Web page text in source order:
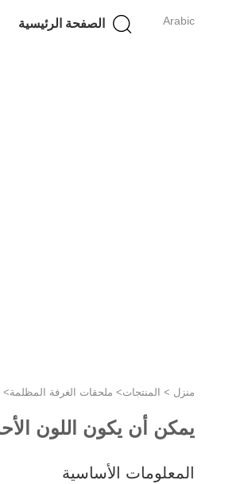
Arabic الصفحة الرئيسية
منزل > المنتجات> ملحقات الغرفة المظلمة>
يمكن أن يكون اللون
المعلومات الأساسية